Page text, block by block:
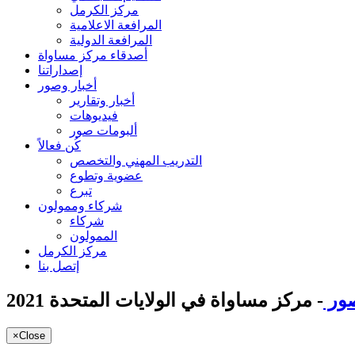
مركز الكرمل
المرافعة الاعلامية
المرافعة الدولية
أصدقاء مركز مساواة
إصداراتنا
أخبار وصور
أخبار وتقارير
فيديوهات
ألبومات صور
كُن فعالاً
التدريب المهني والتخصص
عضوية وتطوع
تبرع
شركاء وممولون
شركاء
الممولون
مركز الكرمل
إتصل بنا
- مركز مساواة في الولايات المتحدة 2021
×Close